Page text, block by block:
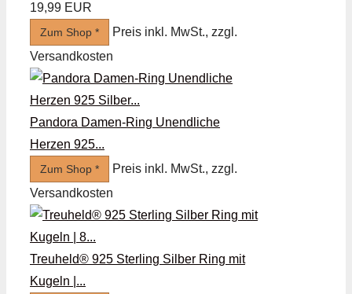
19,99 EUR
Zum Shop *
Preis inkl. MwSt., zzgl.
Versandkosten
Pandora Damen-Ring Unendliche
Herzen 925...
Zum Shop *
Preis inkl. MwSt., zzgl.
Versandkosten
Treuheld® 925 Sterling Silber Ring mit
Kugeln |...